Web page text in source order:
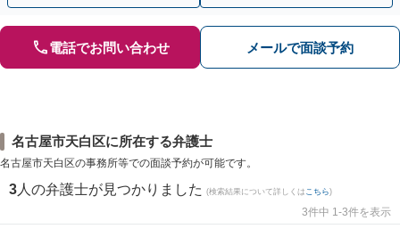
電話でお問い合わせ メールで面談予約
名古屋市天白区に所在する弁護士
名古屋市天白区の事務所等での面談予約が可能です。
3 人の弁護士が見つかりました (検索結果について詳しくは こちら)
3件中 1-3件を表示